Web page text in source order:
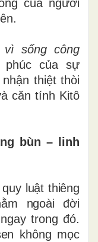
của người
vì sống công
của sự
thiệt thòi
căn tính Kitô
bùn – linh
luật thiêng
ngoài đời
trong đó.
không mọc